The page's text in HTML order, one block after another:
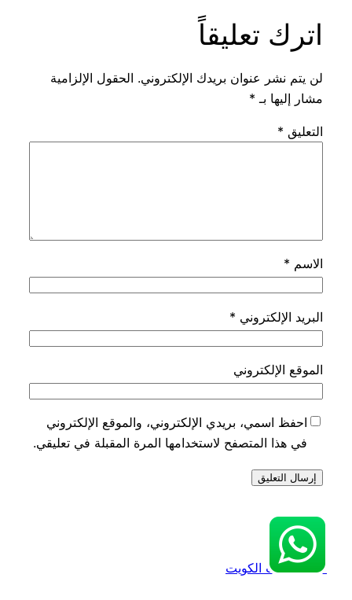
اترك تعليقاً
لن يتم نشر عنوان بريدك الإلكتروني. الحقول الإلزامية
مشار إليها بـ *
التعليق *
الاسم *
البريد الإلكتروني *
الموقع الإلكتروني
احفظ اسمي، بريدي الإلكتروني، والموقع الإلكتروني
في هذا المتصفح لاستخدامها المرة المقبلة في تعليقي.
فتح سيارات الكويت